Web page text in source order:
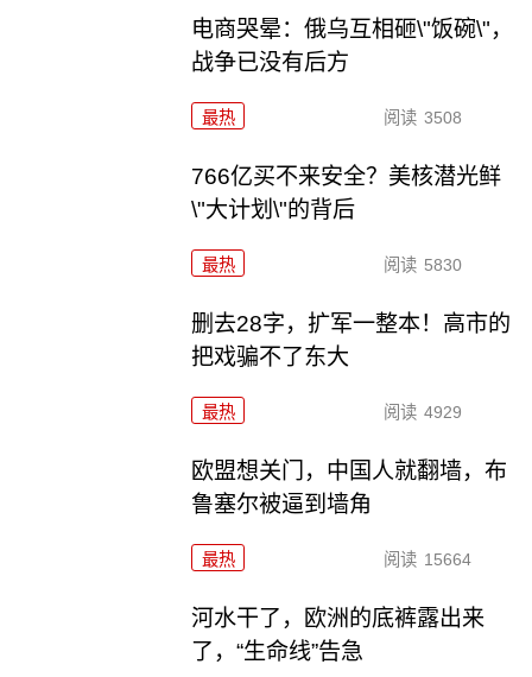
电商哭晕：俄乌互相砸\"饭碗\"，
战争已没有后方
最热 阅读 3508
766亿买不来安全？美核潜光鲜
\"大计划\"的背后
最热 阅读 5830
删去28字，扩军一整本！高市的
把戏骗不了东大
最热 阅读 4929
欧盟想关门，中国人就翻墙，布
鲁塞尔被逼到墙角
最热 阅读 15664
河水干了，欧洲的底裤露出来
了，“生命线”告急